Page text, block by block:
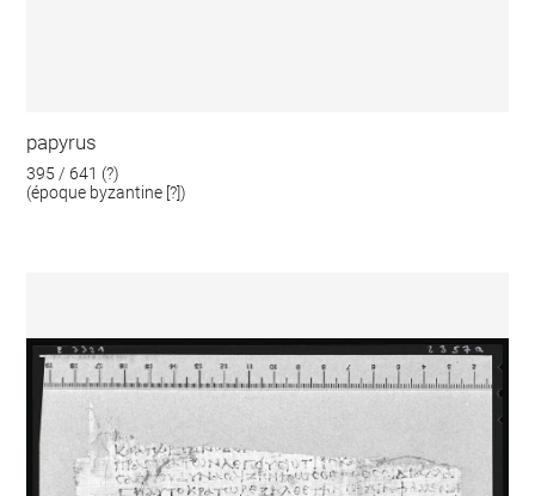
papyrus
395 / 641 (?)
(époque byzantine [?])